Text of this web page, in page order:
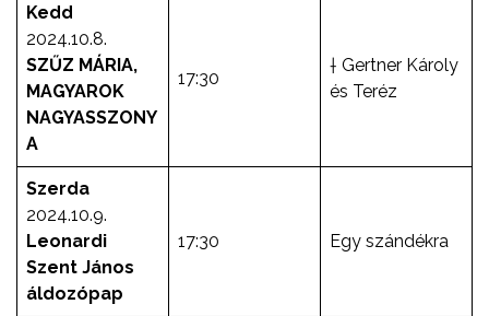
Kedd
2024.10.8.
SZŰZ MÁRIA,
MAGYAROK
NAGYASSZONY
A
17:30
† Gertner Károly
és Teréz
Szerda
2024.10.9.
Leonardi
Szent János
áldozópap
17:30 Egy szándékra